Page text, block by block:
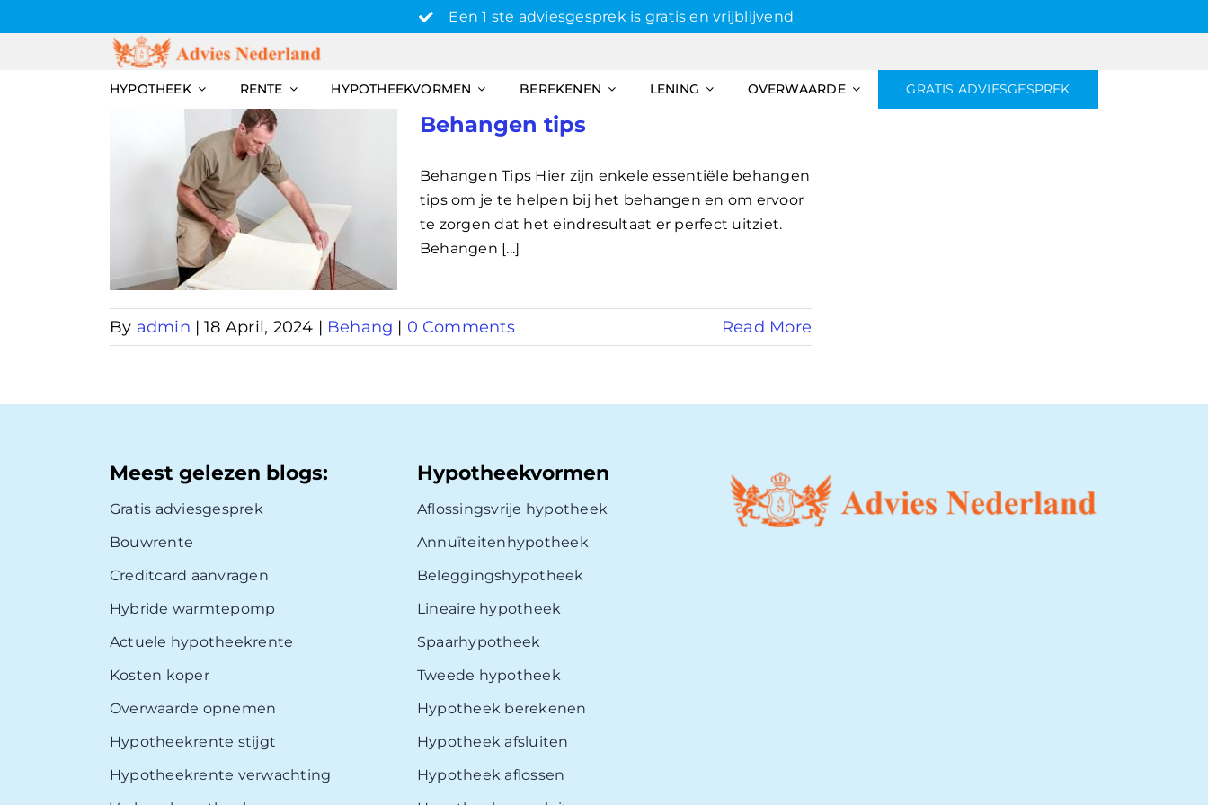
to
Een 1 ste adviesgesprek is gratis en vrijblijvend
HYPOTHEEK RENTE HYPOTHEEKVORMEN BEREKENEN LENING OVERWAARDE GRATIS ADVIESGESPREK
Behangen tips
Behangen Tips Hier zijn enkele essentiële behangen
tips om je te helpen bij het behangen en om ervoor
te zorgen dat het eindresultaat er perfect uitziet.
Behangen [...]
By admin | 18 April, 2024 | Behang | 0 Comments Read More
Meest gelezen blogs:
Gratis adviesgesprek
Bouwrente
Creditcard aanvragen
Hybride warmtepomp
Actuele hypotheekrente
Kosten koper
Overwaarde opnemen
Hypotheekrente stijgt
Hypotheekrente verwachting
Hypotheekvormen
Aflossingsvrije hypotheek
Annuïteitenhypotheek
Beleggingshypotheek
Lineaire hypotheek
Spaarhypotheek
Tweede hypotheek
Hypotheek berekenen
Hypotheek afsluiten
Hypotheek aflossen